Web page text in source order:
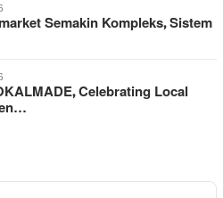
Semakin Kompleks, Sistem
Celebrating Local